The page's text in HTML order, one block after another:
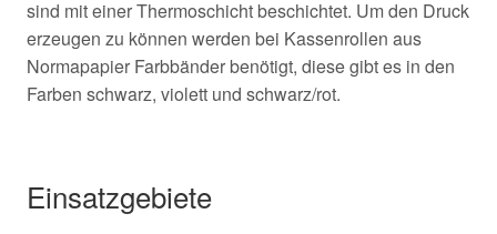
sind mit einer Thermoschicht beschichtet. Um den Druck
erzeugen zu können werden bei Kassenrollen aus
Normapapier Farbbänder benötigt, diese gibt es in den
Farben schwarz, violett und schwarz/rot.
Einsatzgebiete